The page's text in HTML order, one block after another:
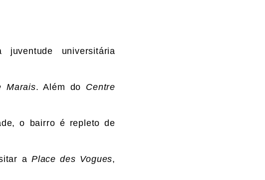
universitária
Marais. Além do Centre
o bairro é repleto de
a Place des Vogues,